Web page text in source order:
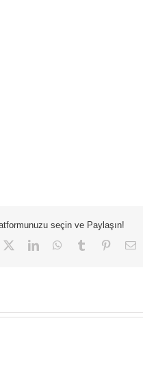
seçin ve Paylaşın!
LinkedInWhatsApp
Tumblr Pinterest
E-